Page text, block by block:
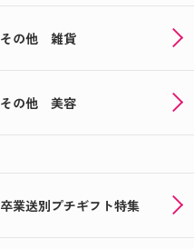
その他 雑貨
その他 美容
卒業送別プチギフト特集